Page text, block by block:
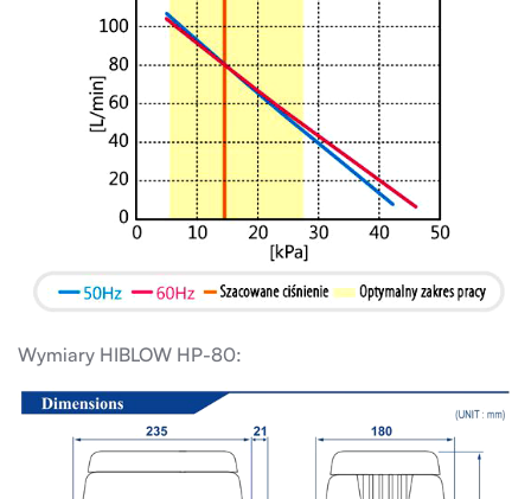
Wymiary HIBLOW HP-80: